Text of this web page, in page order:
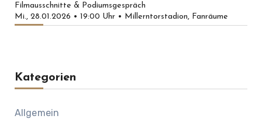
Filmausschnitte & Podiumsgespräch
Mi., 28.01.2026 • 19:00 Uhr • Millerntorstadion, Fanräume
Kategorien
Allgemein